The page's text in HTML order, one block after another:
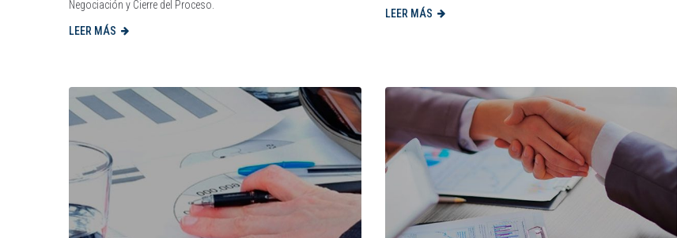
Negociación y Cierre del Proceso.
LEER MÁS
LEER MÁS